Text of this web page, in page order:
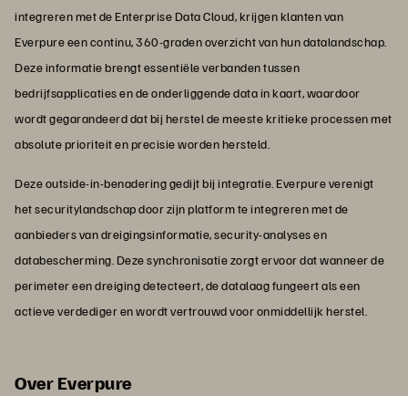
integreren met de Enterprise Data Cloud, krijgen klanten van
Everpure een continu, 360-graden overzicht van hun datalandschap.
Deze informatie brengt essentiële verbanden tussen
bedrijfsapplicaties en de onderliggende data in kaart, waardoor
wordt gegarandeerd dat bij herstel de meeste kritieke processen met
absolute prioriteit en precisie worden hersteld.
Deze outside-in-benadering gedijt bij integratie. Everpure verenigt
het securitylandschap door zijn platform te integreren met de
aanbieders van dreigingsinformatie, security-analyses en
databescherming. Deze synchronisatie zorgt ervoor dat wanneer de
perimeter een dreiging detecteert, de datalaag fungeert als een
actieve verdediger en wordt vertrouwd voor onmiddellijk herstel.
Over Everpure